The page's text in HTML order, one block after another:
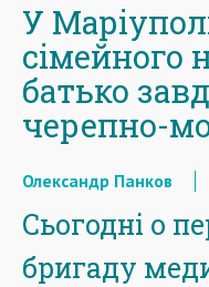
У
сімейного
батько
черепно-
Олександр Панков
Сьогодні о
бригаду